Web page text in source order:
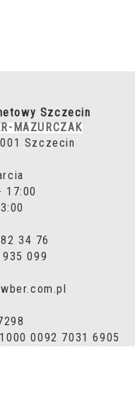
Szczecin
MAZURCZAK
Szczecin
17:00
34 76
099
0092 7031 6905